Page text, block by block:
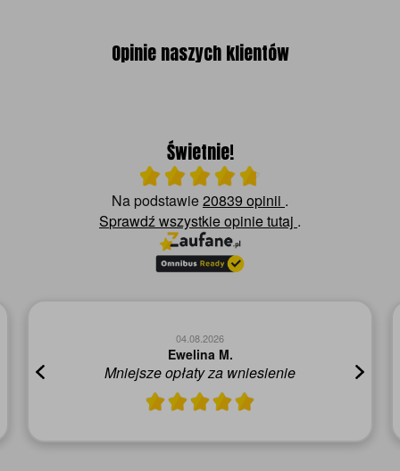
Opinie naszych klientów
Świetnie!
Ocena średnia 4.8 na 5
Na podstawie20839 opinii .
Sprawdź wszystkie opinietutaj .
04.08.2026
Mniejsze opłaty za wniesienie
Ewelina M.